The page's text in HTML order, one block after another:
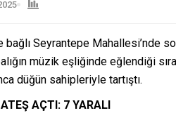
bağlı Seyrantepe Mahallesi’nde
müzik eşliğinde eğlendiği
düğün sahipleriyle tartıştı.
AÇTI: 7 YARALI